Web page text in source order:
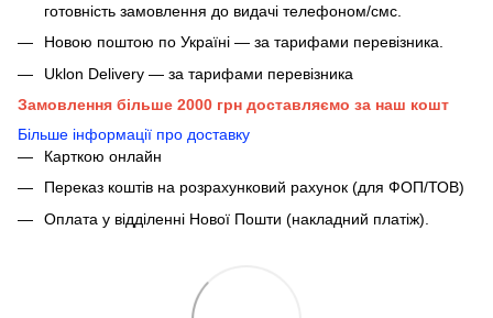
готовність замовлення до видачі телефоном/смс.
Новою поштою по Україні — за тарифами перевізника.
Uklon Delivery — за тарифами перевізника
Замовлення більше 2000 грн доставляємо за наш кошт
Більше інформації про доставку
Карткою онлайн
Переказ коштів на розрахунковий рахунок (для ФОП/ТОВ)
Оплата у відділенні Нової Пошти (накладний платіж).